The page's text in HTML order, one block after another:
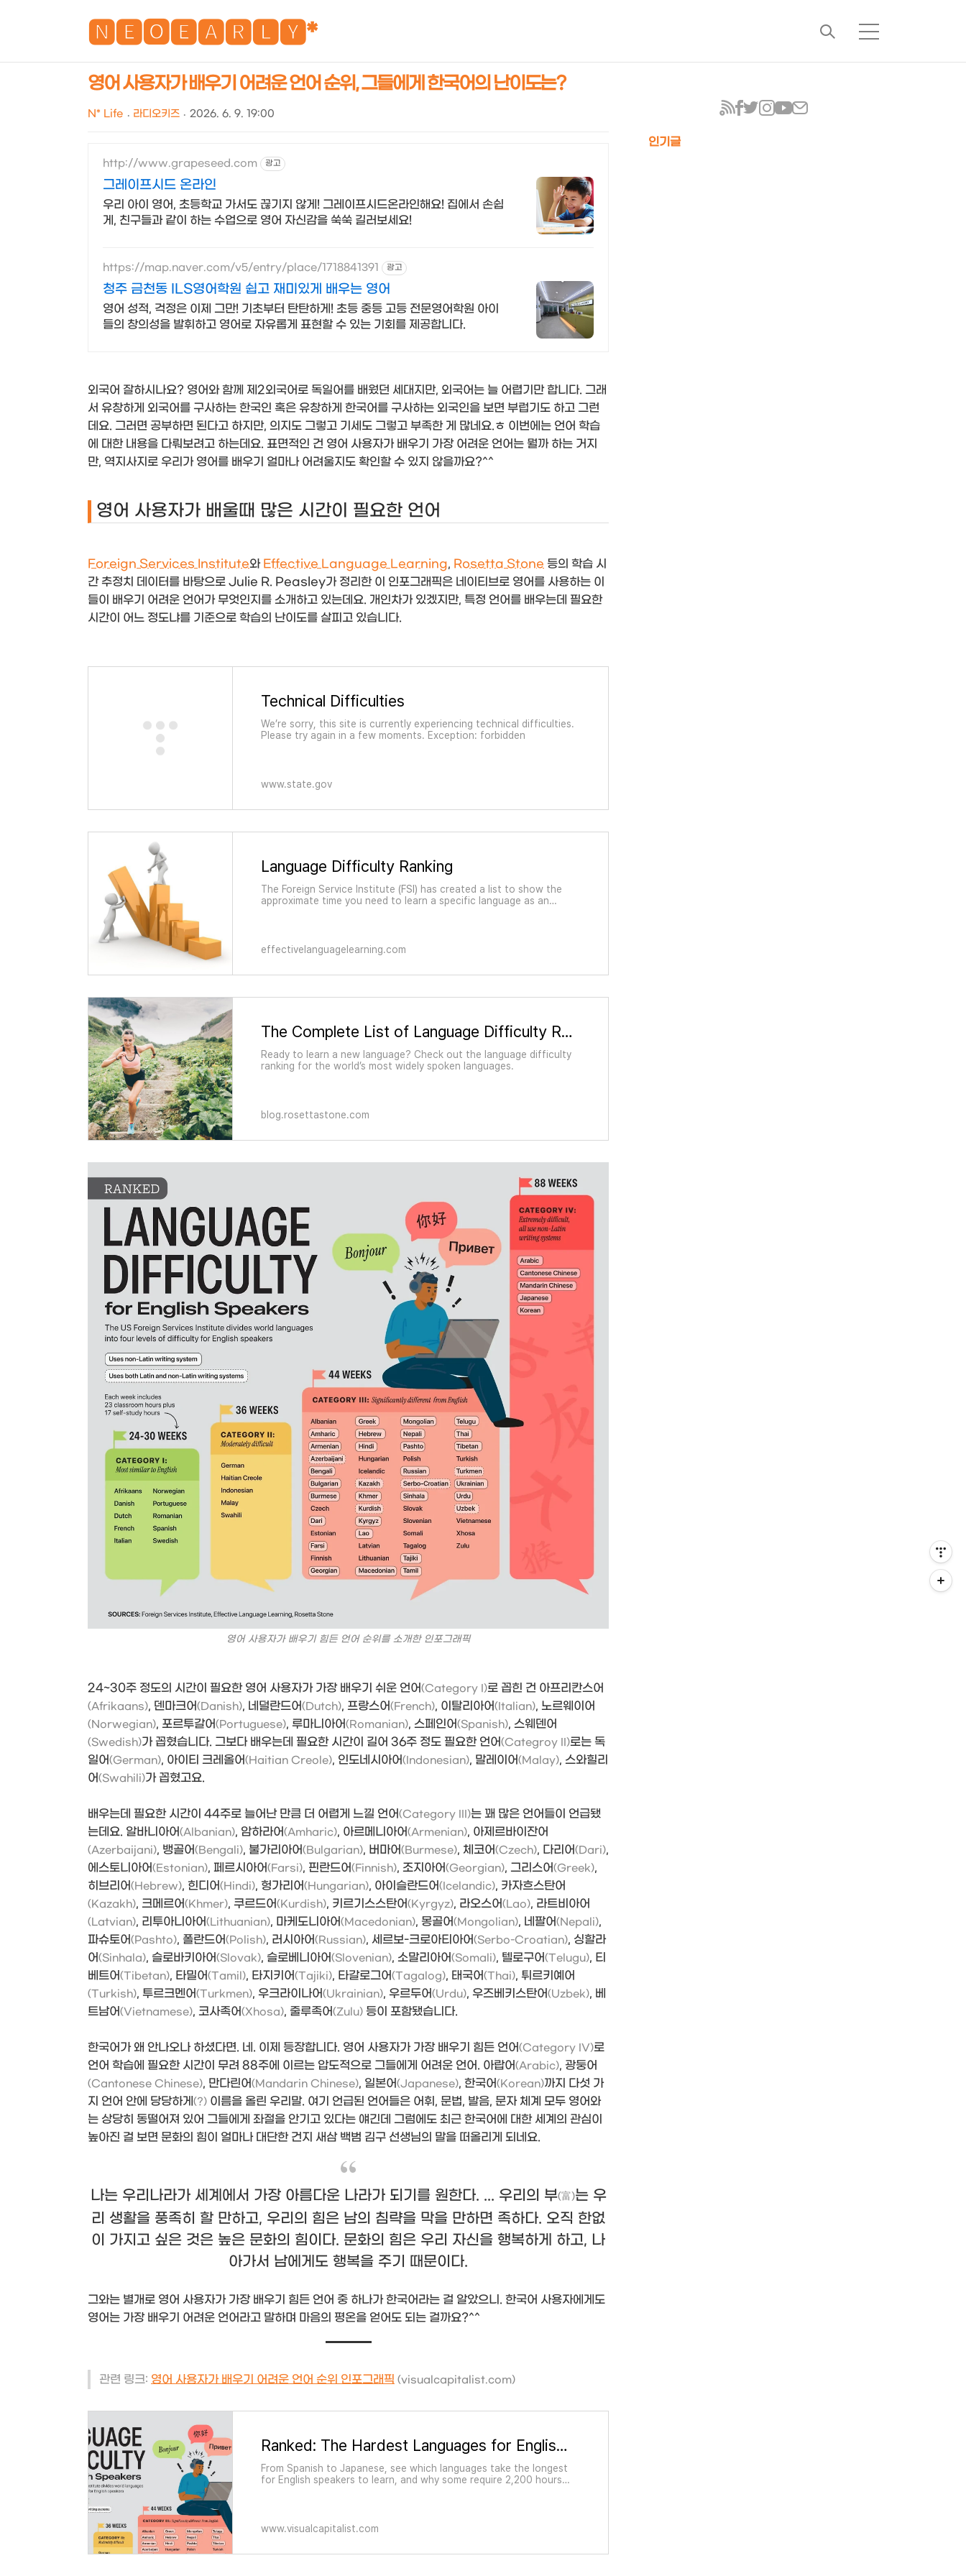
🅽🅴🅾🅴🅰🆁🅻🆈*NEOEARLY*
검
메
영어 사용자가 배우기 어려운 언어 순위, 그들에게 한국어의 난이도는?
N* Life 라디오키즈 2026. 6. 9. 19:00
http://www.grapeseed.com 광고
그레이프시드 온라인
우리 아이 영어, 초등학교 가서도 끊기지 않게! 그레이프시드온라인해요! 집에서 손쉽
게, 친구들과 같이 하는 수업으로 영어 자신감을 쑥쑥 길러보세요!
https://map.naver.com/v5/entry/place/1718841391 광고
청주 금천동 ILS영어학원 쉽고 재미있게 배우는 영어
영어 성적, 걱정은 이제 그만! 기초부터 탄탄하게! 초등 중등 고등 전문영어학원 아이
들의 창의성을 발휘하고 영어로 자유롭게 표현할 수 있는 기회를 제공합니다.
외국어 잘하시나요? 영어와 함께 제2외국어로 독일어를 배웠던 세대지만, 외국어는 늘 어렵기만 합니다. 그래
서 유창하게 외국어를 구사하는 한국인 혹은 유창하게 한국어를 구사하는 외국인을 보면 부럽기도 하고 그런
데요. 그러면 공부하면 된다고 하지만, 의지도 그렇고 기세도 그렇고 부족한 게 많네요.ㅎ 이번에는 언어 학습
에 대한 내용을 다뤄보려고 하는데요. 표면적인 건 영어 사용자가 배우기 가장 어려운 언어는 뭘까 하는 거지
만, 역지사지로 우리가 영어를 배우기 얼마나 어려울지도 확인할 수 있지 않을까요?^^
영어 사용자가 배울때 많은 시간이 필요한 언어
Foreign Services Institute와 Effective Language Learning, Rosetta Stone 등의 학습 시
간 추정치 데이터를 바탕으로 Julie R. Peasley가 정리한 이 인포그래픽은 네이티브로 영어를 사용하는 이
들이 배우기 어려운 언어가 무엇인지를 소개하고 있는데요. 개인차가 있겠지만, 특정 언어를 배우는데 필요한
시간이 어느 정도냐를 기준으로 학습의 난이도를 살피고 있습니다.
Technical Difficulties
We’re sorry, this site is currently experiencing technical difficulties.
Please try again in a few moments. Exception: forbidden
www.state.gov
Language Difficulty Ranking
The Foreign Service Institute (FSI) has created a list to show the
approximate time you need to learn a specific language as an
effectivelanguagelearning.com
The Complete List of Language Difficulty Rankings - Rosetta Stone
Ready to learn a new language? Check out the language difficulty
ranking for the world’s most widely spoken languages.
blog.rosettastone.com
영어 사용자가 배우기 힘든 언어 순위를 소개한 인포그래픽
24~30주 정도의 시간이 필요한 영어 사용자가 가장 배우기 쉬운 언어(Category I)로 꼽힌 건 아프리칸스어
(Afrikaans), 덴마크어(Danish), 네덜란드어(Dutch), 프랑스어(French), 이탈리아어(Italian), 노르웨이어
(Norwegian), 포르투갈어(Portuguese), 루마니아어(Romanian), 스페인어(Spanish), 스웨덴어
(Swedish)가 꼽혔습니다. 그보다 배우는데 필요한 시간이 길어 36주 정도 필요한 언어(Categroy II)로는 독
일어(German), 아이티 크레올어(Haitian Creole), 인도네시아어(Indonesian), 말레이어(Malay), 스와힐리
어(Swahili)가 꼽혔고요.
배우는데 필요한 시간이 44주로 늘어난 만큼 더 어렵게 느낄 언어(Category III)는 꽤 많은 언어들이 언급됐
는데요. 알바니아어(Albanian), 암하라어(Amharic), 아르메니아어(Armenian), 아제르바이잔어
(Azerbaijani), 뱅골어(Bengali), 불가리아어(Bulgarian), 버마어(Burmese), 체코어(Czech), 다리어(Dari),
에스토니아어(Estonian), 페르시아어(Farsi), 핀란드어(Finnish), 조지아어(Georgian), 그리스어(Greek),
히브리어(Hebrew), 힌디어(Hindi), 헝가리어(Hungarian), 아이슬란드어(Icelandic), 카자흐스탄어
(Kazakh), 크메르어(Khmer), 쿠르드어(Kurdish), 키르기스스탄어(Kyrgyz), 라오스어(Lao), 라트비아어
(Latvian), 리투아니아어(Lithuanian), 마케도니아어(Macedonian), 몽골어(Mongolian), 네팔어(Nepali),
파슈토어(Pashto), 폴란드어(Polish), 러시아어(Russian), 세르보-크로아티아어(Serbo-Croatian), 싱할라
어(Sinhala), 슬로바키아어(Slovak), 슬로베니아어(Slovenian), 소말리아어(Somali), 텔로구어(Telugu), 티
베트어(Tibetan), 타밀어(Tamil), 타지키어(Tajiki), 타갈로그어(Tagalog), 태국어(Thai), 튀르키예어
(Turkish), 투르크멘어(Turkmen), 우크라이나어(Ukrainian), 우르두어(Urdu), 우즈베키스탄어(Uzbek), 베
트남어(Vietnamese), 코사족어(Xhosa), 줄루족어(Zulu) 등이 포함됐습니다.
한국어가 왜 안나오나 하셨다면. 네. 이제 등장합니다. 영어 사용자가 가장 배우기 힘든 언어(Category IV)로
언어 학습에 필요한 시간이 무려 88주에 이르는 압도적으로 그들에게 어려운 언어. 아랍어(Arabic), 광둥어
(Cantonese Chinese), 만다린어(Mandarin Chinese), 일본어(Japanese), 한국어(Korean)까지 다섯 가
지 언어 안에 당당하게 (?) 이름을 올린 우리말. 여기 언급된 언어들은 어휘, 문법, 발음, 문자 체계 모두 영어와
는 상당히 동떨어져 있어 그들에게 좌절을 안기고 있다는 얘긴데 그럼에도 최근 한국어에 대한 세계의 관심이
높아진 걸 보면 문화의 힘이 얼마나 대단한 건지 새삼 백범 김구 선생님의 말을 떠올리게 되네요.
나는 우리나라가 세계에서 가장 아름다운 나라가 되기를 원한다. ... 우리의 부(富)는 우
리 생활을 풍족히 할 만하고, 우리의 힘은 남의 침략을 막을 만하면 족하다. 오직 한없
이 가지고 싶은 것은 높은 문화의 힘이다. 문화의 힘은 우리 자신을 행복하게 하고, 나
아가서 남에게도 행복을 주기 때문이다.
그와는 별개로 영어 사용자가 가장 배우기 힘든 언어 중 하나가 한국어라는 걸 알았으니. 한국어 사용자에게도
영어는 가장 배우기 어려운 언어라고 말하며 마음의 평온을 얻어도 되는 걸까요?^^
관련 링크: 영어 사용자가 배우기 어려운 언어 순위 인포그래픽 (visualcapitalist.com)
Ranked: The Hardest Languages for English Speakers to Learn
From Spanish to Japanese, see which languages take the longest
for English speakers to learn, and why some require 2,200 hours
www.visualcapitalist.com
인기글